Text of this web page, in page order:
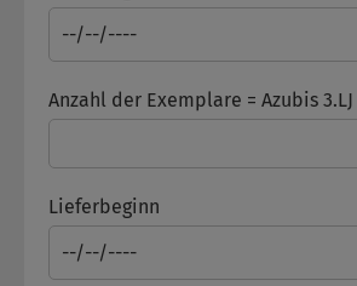
Anzahl der Exemplare = Azubis 3.LJ
Lieferbeginn